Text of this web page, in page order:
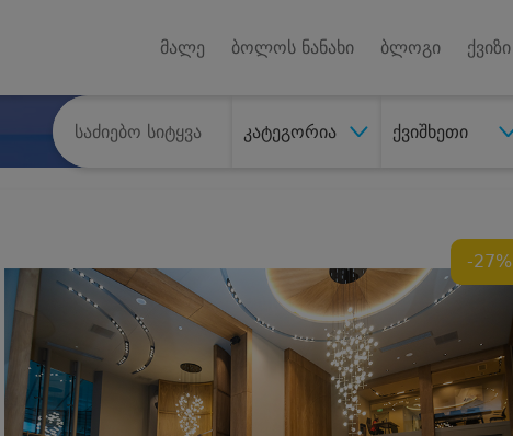
მალე ბოლოს ნანახი ბლოგი ქვიზი
კატეგორია ქვიშხეთი
-27%